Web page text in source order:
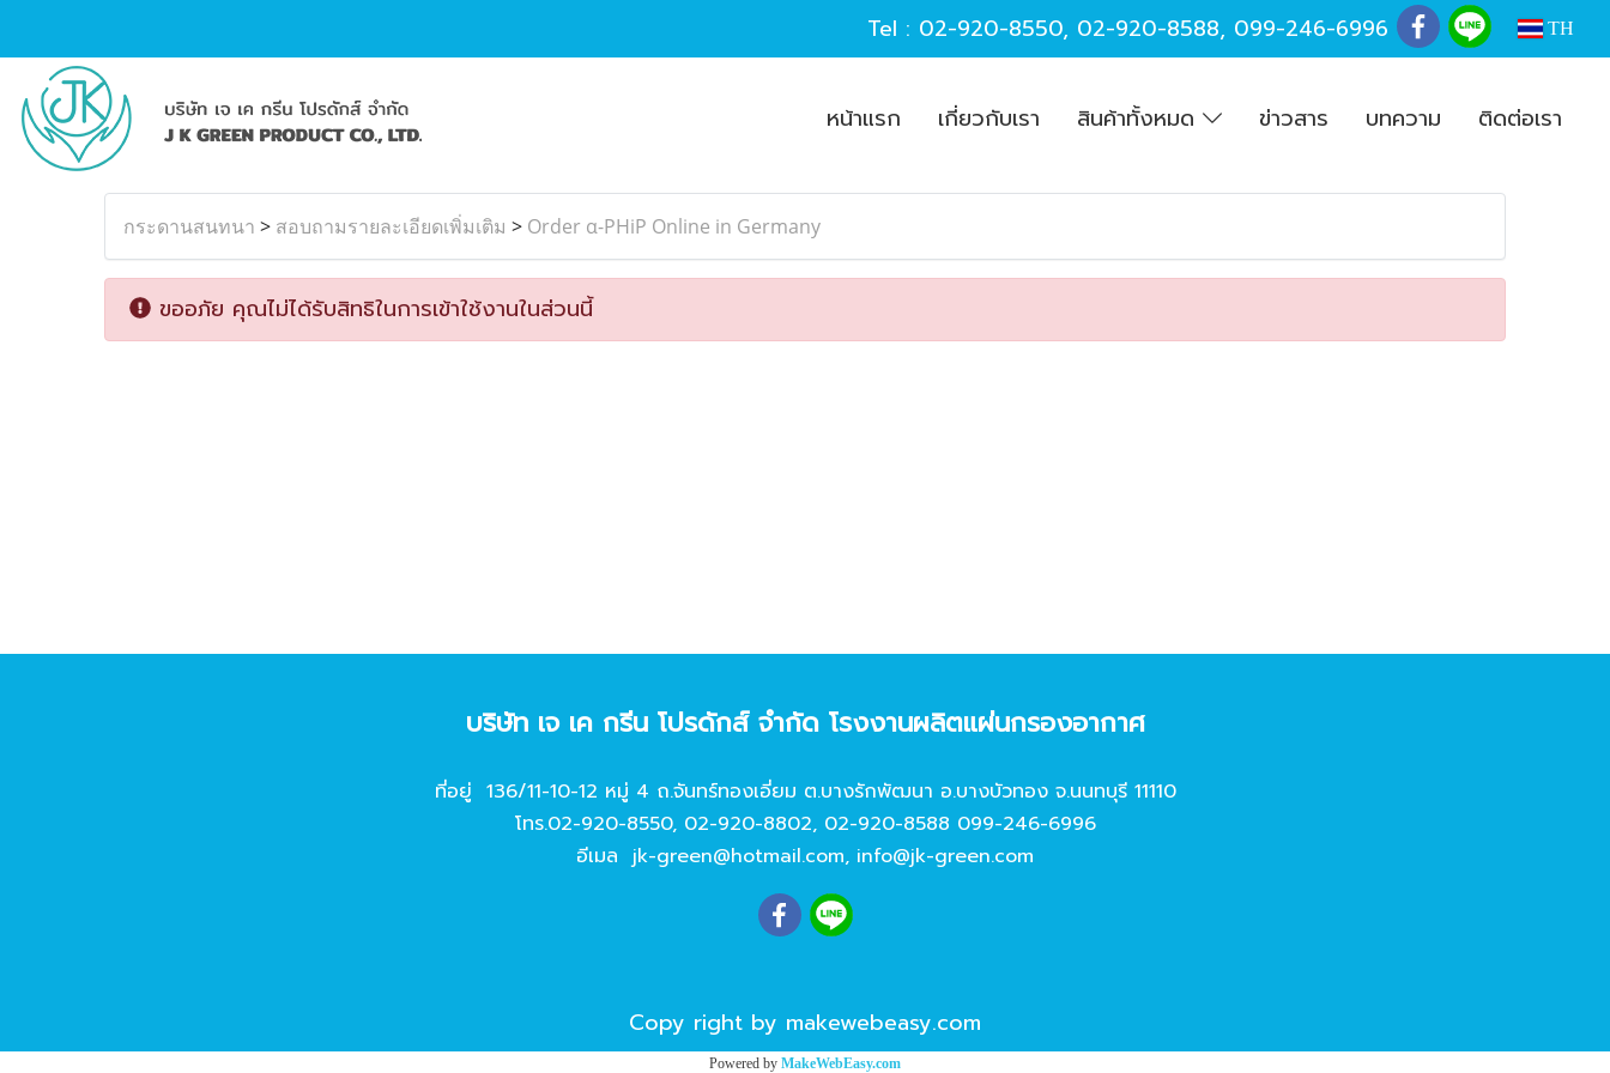
Tel : 02-920-8550, 02-920-8588, 099-246-6996 TH
หน้าแรก เกี่ยวกับเรา สินค้าทั้งหมด ข่าวสาร บทความ ติดต่อเรา
กระดานสนทนา > สอบถามรายละเอียดเพิ่มเติม > Order α-PHiP Online in Germany
ขออภัย คุณไม่ได้รับสิทธิในการเข้าใช้งานในส่วนนี้
บริษัท เจ เค กรีน โปรดักส์ จํากัด โรงงานผลิตแผ่นกรองอากาศ
ที่อยู่ 136/11-10-12 หมู่ 4 ถ.จันทร์ทองเอี่ยม ต.บางรักพัฒนา อ.บางบัวทอง จ.นนทบุรี 11110
โทร.02-920-8550, 02-920-8802, 02-920-8588 099-246-6996
อีเมล jk-green@hotmail.com, info@jk-green.com
Copy right by makewebeasy.com
Powered by MakeWebEasy.com